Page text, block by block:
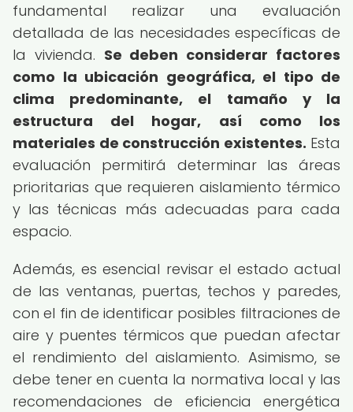
fundamental realizar una evaluación
detallada de las necesidades específicas de
la vivienda. Se deben considerar factores
como la ubicación geográfica, el tipo de
clima predominante, el tamaño y la
estructura del hogar, así como los
materiales de construcción existentes. Esta
evaluación permitirá determinar las áreas
prioritarias que requieren aislamiento térmico
y las técnicas más adecuadas para cada
espacio.
Además, es esencial revisar el estado actual
de las ventanas, puertas, techos y paredes,
con el fin de identificar posibles filtraciones de
aire y puentes térmicos que puedan afectar
el rendimiento del aislamiento. Asimismo, se
debe tener en cuenta la normativa local y las
recomendaciones de eficiencia energética